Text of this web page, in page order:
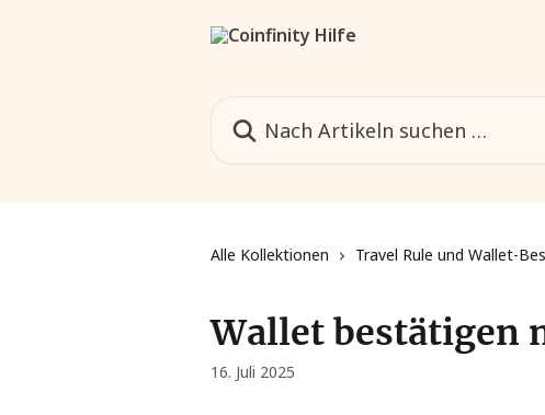
Alle Kollektionen Travel Rule und Wallet-
Wallet bestätigen
16. Juli 2025